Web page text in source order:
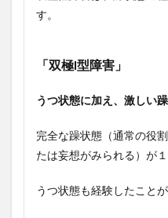
す。
「双極I型障害」
うつ状態に加え、激しい
完全な躁状態（通常の役
たは妄想がみられる）が
うつ状態も経験したこと